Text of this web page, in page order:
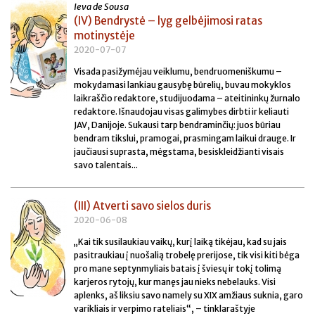
Ieva de Sousa
(IV) Bendrystė – lyg gelbėjimosi ratas
motinystėje
2020-07-07
Visada pasižymėjau veiklumu, bendruomeniškumu –
mokydamasi lankiau gausybę būrelių, buvau mokyklos
laikraščio redaktore, studijuodama – ateitininkų žurnalo
redaktore. Išnaudojau visas galimybes dirbti ir keliauti
JAV, Danijoje. Sukausi tarp bendraminčių: juos būriau
bendram tikslui, pramogai, prasmingam laikui drauge. Ir
jaučiausi suprasta, mėgstama, besiskleidžianti visais
savo talentais...
(III) Atverti savo sielos duris
2020-06-08
„Kai tik susilaukiau vaikų, kurį laiką tikėjau, kad su jais
pasitraukiau į nuošalią trobelę prerijose, tik visi kiti bėga
pro mane septynmyliais batais į šviesų ir tokį tolimą
karjeros rytojų, kur manęs jau nieks nebelauks. Visi
aplenks, aš liksiu savo namely su XIX amžiaus suknia, garo
varikliais ir verpimo rateliais“, – tinklaraštyje